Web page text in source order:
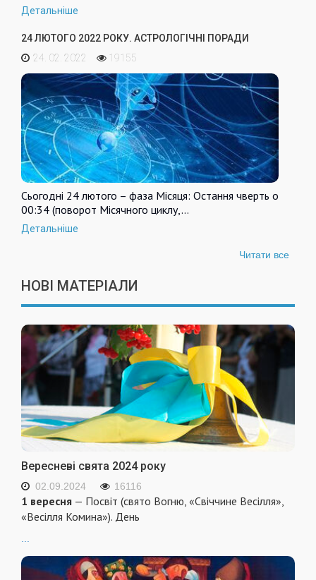
Детальніше
24 ЛЮТОГО 2022 РОКУ. АСТРОЛОГІЧНІ ПОРАДИ
24. 02. 2022
19155
Сьогодні 24 лютого – фаза Місяця: Остання чверть о
00:34 (поворот Місячного циклу,…
Детальніше
Читати все
НОВІ МАТЕРІАЛИ
Вересневі свята 2024 року
02.09.2024 16116
1 вересня — Посвіт (свято Вогню, «Свіччине Весілля»,
«Весілля Комина»). День
...